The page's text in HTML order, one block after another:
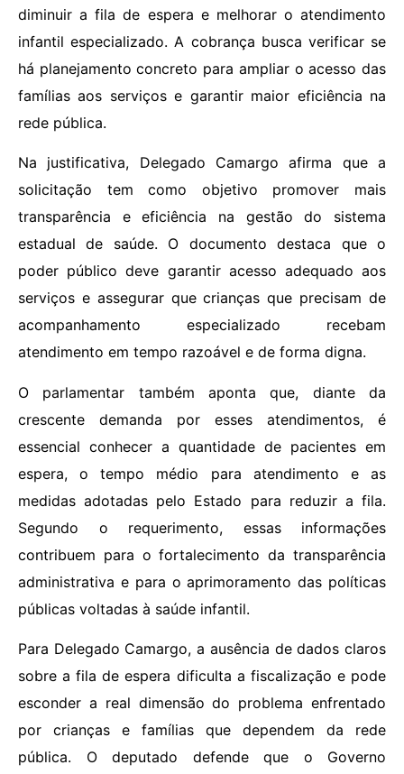
diminuir a fila de espera e melhorar o atendimento
infantil especializado. A cobrança busca verificar se
há planejamento concreto para ampliar o acesso das
famílias aos serviços e garantir maior eficiência na
rede pública.
Na justificativa, Delegado Camargo afirma que a
solicitação tem como objetivo promover mais
transparência e eficiência na gestão do sistema
estadual de saúde. O documento destaca que o
poder público deve garantir acesso adequado aos
serviços e assegurar que crianças que precisam de
acompanhamento especializado recebam
atendimento em tempo razoável e de forma digna.
O parlamentar também aponta que, diante da
crescente demanda por esses atendimentos, é
essencial conhecer a quantidade de pacientes em
espera, o tempo médio para atendimento e as
medidas adotadas pelo Estado para reduzir a fila.
Segundo o requerimento, essas informações
contribuem para o fortalecimento da transparência
administrativa e para o aprimoramento das políticas
públicas voltadas à saúde infantil.
Para Delegado Camargo, a ausência de dados claros
sobre a fila de espera dificulta a fiscalização e pode
esconder a real dimensão do problema enfrentado
por crianças e famílias que dependem da rede
pública. O deputado defende que o Governo